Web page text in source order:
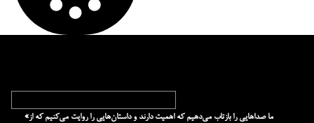
«ما صداهایی را بازتاب می‌دهیم که اهمیت دارند و داستان‌هایی را روایت می‌کنیم که از